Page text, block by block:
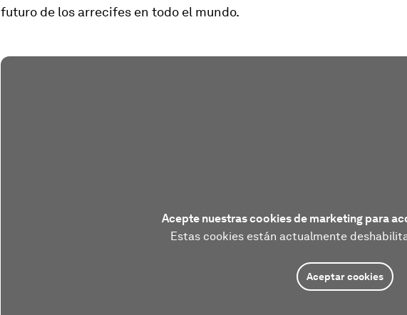
futuro de los arrecifes en todo el mundo.
Acepte nuestras cookies de marketing para
Estas cookies están actualmente
Aceptar cookies